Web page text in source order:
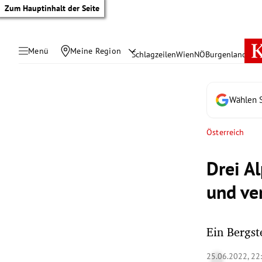
Zum Hauptinhalt der Seite
Menü Meine Region SchlagzeilenWienNÖBurgenland
Wählen
Österreich
Drei
und
Ein
25.06.2022,